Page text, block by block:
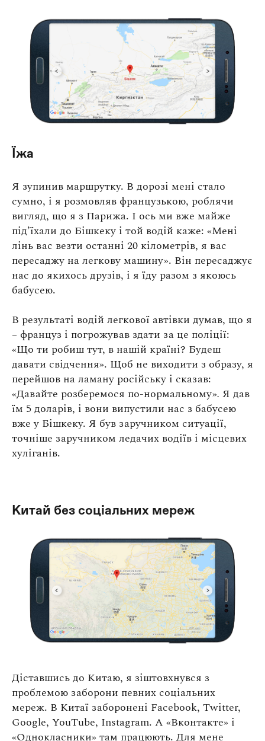
Їжа
Я зупинив маршрутку. В дорозі мені стало
сумно, і я розмовляв французькою, роблячи
вигляд, що я з Парижа. І ось ми вже майже
під’їхали до Бішкеку і той водій каже: «Мені
лінь вас везти останні 20 кілометрів, я вас
пересаджу на легкову машину». Він пересаджує
нас до якихось друзів, і я їду разом з якоюсь
бабусею.
В результаті водій легкової автівки думав, що я
– француз і погрожував здати за це поліції:
«Що ти робиш тут, в нашій країні? Будеш
давати свідчення». Щоб не виходити з образу, я
перейшов на ламану російську і сказав:
«Давайте розберемося по-нормальному». Я дав
їм 5 доларів, і вони випустили нас з бабусею
вже у Бішкеку. Я був заручником ситуації,
точніше заручником ледачих водіїв і місцевих
хуліганів.
Китай без соціальних мереж
Діставшись до Китаю, я зіштовхнувся з
проблемою заборони певних соціальних
мереж. В Китаї заборонені Facebook, Twitter,
Google, YouTube, Instagram. А «Вконтакте» і
«Однокласники» там працюють. Для мене